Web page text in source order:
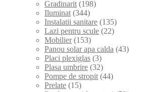
Gradinarit (198)
Iluminat (344)
Instalatii sanitare (135)
Lazi pentru scule (22)
Mobilier (153)
Panou solar apa calda (43)
Placi plexiglas (3)
Plasa umbrire (32)
Pompe de stropit (44)
Prelate (15)